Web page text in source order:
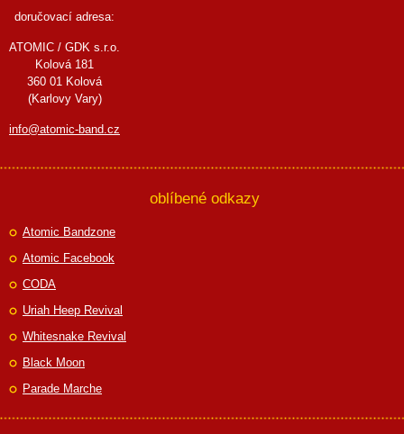
doručovací adresa:
ATOMIC / GDK s.r.o.
Kolová 181
360 01 Kolová
(Karlovy Vary)
info@atomic-band.cz
oblíbené odkazy
Atomic Bandzone
Atomic Facebook
CODA
Uriah Heep Revival
Whitesnake Revival
Black Moon
Parade Marche